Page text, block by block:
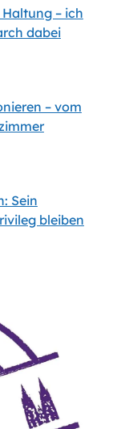
– ich
dabei
– vom
Sein
bleiben